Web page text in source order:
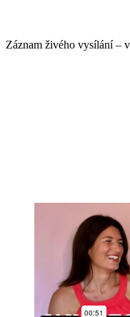
Záznam živého vysílání –